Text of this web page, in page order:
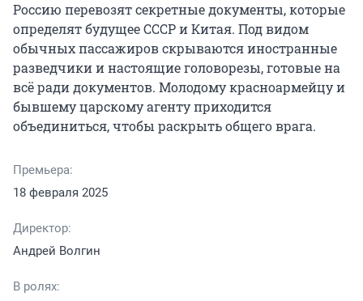
Россию перевозят секретные документы, которые
определят будущее СССР и Китая. Под видом
обычных пассажиров скрываются иностранные
разведчики и настоящие головорезы, готовые на
всё ради документов. Молодому красноармейцу и
бывшему царскому агенту приходится
объединиться, чтобы раскрыть общего врага.
Премьера:
18 февраля 2025
Директор:
Андрей Волгин
В ролях: